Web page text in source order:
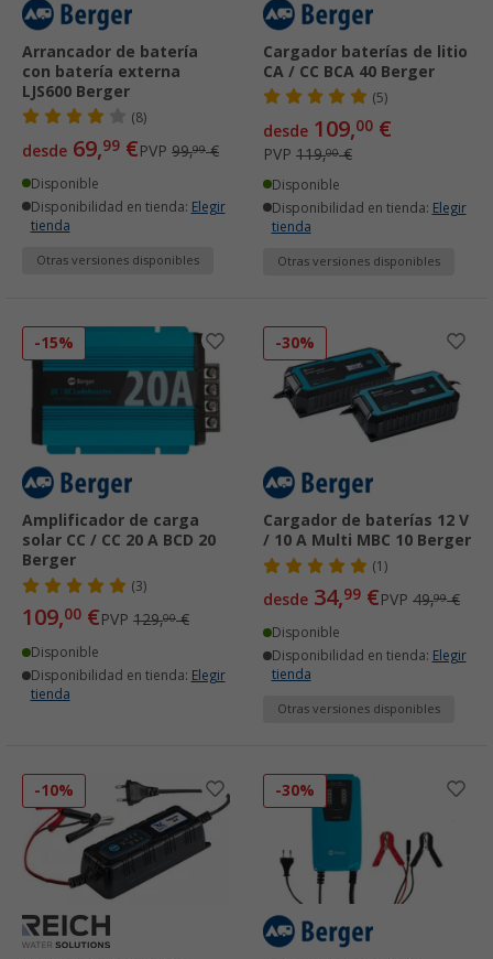
Arrancador de batería
con batería externa
LJS600 Berger
(8)
desde 69,99 €PVP 99,99€
Disponible
Disponibilidad en tienda: Elegir
tienda
Otras versiones disponibles
Cargador baterías de litio
CA / CC BCA 40 Berger
(5)
desde 109,00 €
PVP 119,00€
Disponible
Disponibilidad en tienda: Elegir
tienda
Otras versiones disponibles
-15%
Amplificador de carga
solar CC / CC 20 A BCD 20
Berger
(3)
109,00 €PVP 129,00€
Disponible
Disponibilidad en tienda: Elegir
tienda
-30%
Cargador de baterías 12 V
/ 10 A Multi MBC 10 Berger
(1)
desde 34,99 €PVP 49,99€
Disponible
Disponibilidad en tienda: Elegir
tienda
Otras versiones disponibles
-10% -30%